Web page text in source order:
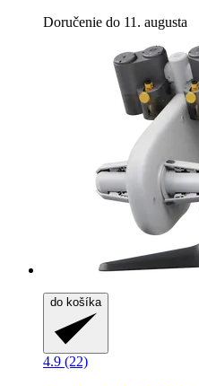
Doručenie do 11. augusta
do košíka
4.9 (22)